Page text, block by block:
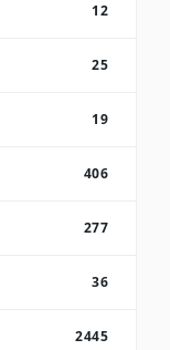
12
25
19
406
277
36
2445